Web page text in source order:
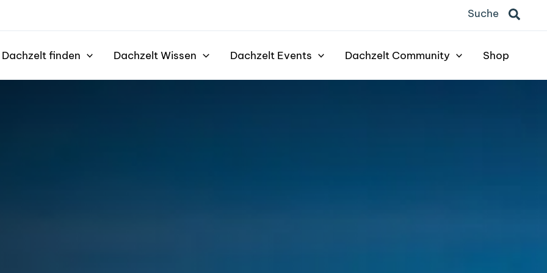
Suche
Dachzelt finden Dachzelt Wissen Dachzelt Events Dachzelt Community Shop